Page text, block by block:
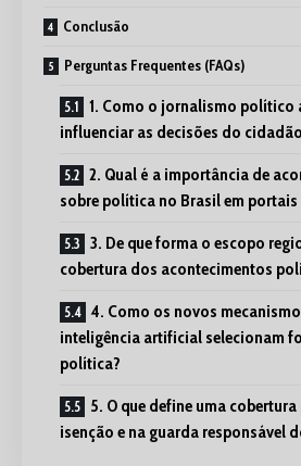
Conclusão
Perguntas Frequentes (FAQs)
1. Como o jornalismo político
influenciar as decisões do
2. Qual é a importância de
sobre política no Brasil em
3. De que forma o escopo
cobertura dos acontecimentos
4. Como os novos
inteligência artificial selecionam
política?
5. O que define uma
isenção e na guarda responsável